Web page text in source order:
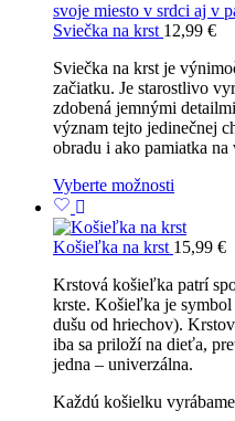
Sviečka na krst 12,99 €
Sviečka na krst je
začiatku. Je starostlivo
zdobená jemnými
význam tejto jedinečnej
obradu i ako pamiatka na
Vyberte možnosti
Košieľka na krst 15,99 €
Krstová košieľka patrí
krste. Košieľka je
dušu od hriechov).
iba sa priloží na dieťa,
jedna – univerzálna.
Každú košielku